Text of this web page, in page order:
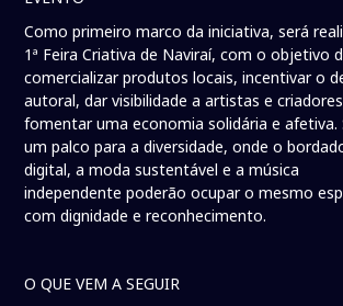
Como primeiro marco da iniciativa, será
1ª Feira Criativa de Naviraí, com o objetivo
comercializar produtos locais, incentivar o
autoral, dar visibilidade a artistas e
fomentar uma economia solidária e afetiva.
um palco para a diversidade, onde o
digital, a moda sustentável e a música
independente poderão ocupar o mesmo
com dignidade e reconhecimento.
O QUE VEM A SEGUIR